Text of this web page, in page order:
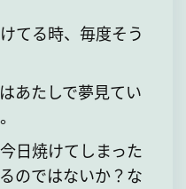
てる時、毎度そう
あたしで夢見てい
日焼けてしまった
のではないか？な